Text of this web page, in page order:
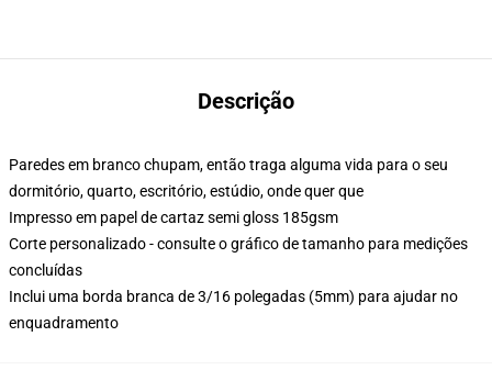
Descrição
Paredes em branco chupam, então traga alguma vida para o seu
dormitório, quarto, escritório, estúdio, onde quer que
Impresso em papel de cartaz semi gloss 185gsm
Corte personalizado - consulte o gráfico de tamanho para medições
concluídas
Inclui uma borda branca de 3/16 polegadas (5mm) para ajudar no
enquadramento